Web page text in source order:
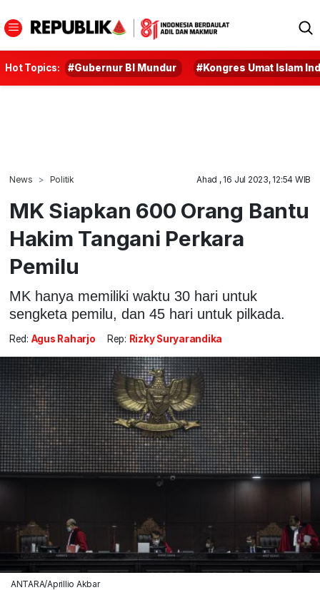
Hot Topics: #Gubernur BI Mundur #Kongres Umat Islam
News Politik Ahad , 16 Jul 2023, 12:54 WIB
MK Siapkan 600 Orang Bantu
Hakim Tangani Perkara
Pemilu
MK hanya memiliki waktu 30 hari untuk
sengketa pemilu, dan 45 hari untuk pilkada.
Red: Agus Raharjo Rep: Rizky Suryarandika
ANTARA/Aprillio Akbar